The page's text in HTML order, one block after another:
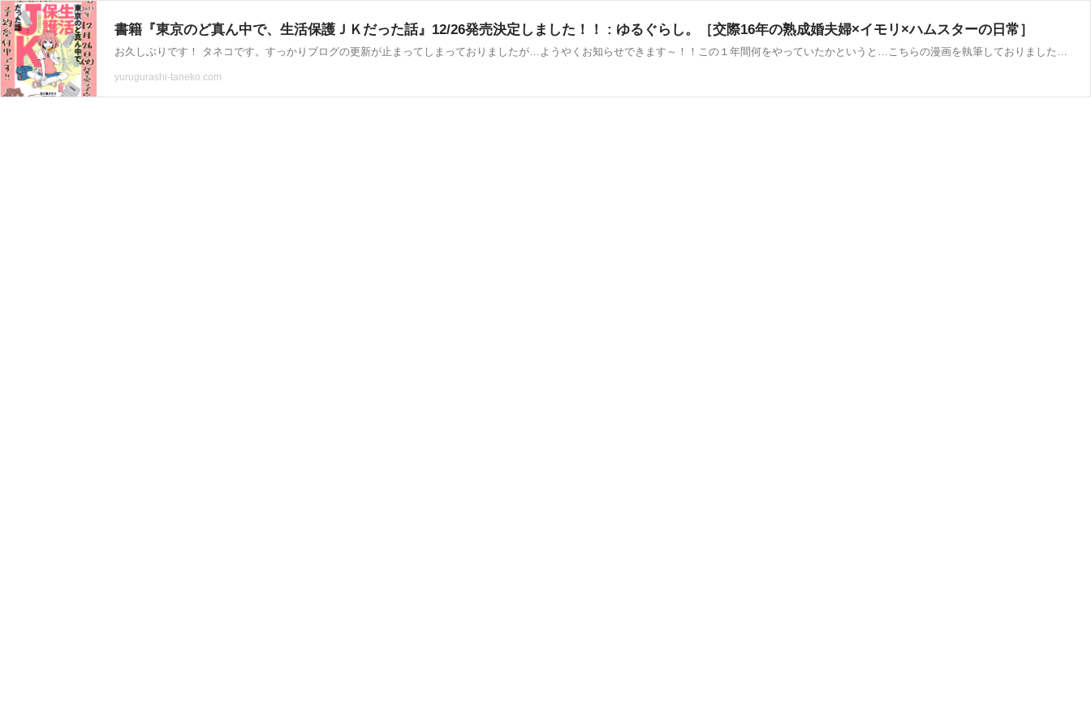
書籍『東京のど真ん中で、生活保護ＪＫだった話』12/26発売決定しました！！ : ゆるぐらし。［交際16年の熟成婚夫婦×イモリ×ハムスターの日常］
お久しぶりです！ タネコです。すっかりブログの更新が止まってしまっておりましたが…ようやくお知らせできます～！！この１年間何をやっていたかというと…こちらの漫画を執筆しておりました！！初めての紙書籍を発売できることになり…感無量です！こちらは、2022年春にKA
yurugurashi-taneko.com